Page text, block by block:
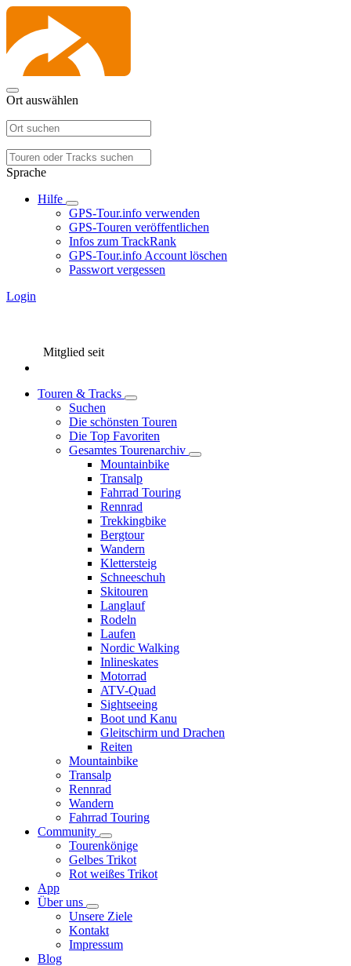
Ort auswählen
Sprache
Hilfe
GPS-Tour.info verwenden
GPS-Touren veröffentlichen
Infos zum TrackRank
GPS-Tour.info Account löschen
Passwort vergessen
Login
Mitglied seit
Touren & Tracks
Suchen
Die schönsten Touren
Die Top Favoriten
Gesamtes Tourenarchiv
Mountainbike
Transalp
Fahrrad Touring
Rennrad
Trekkingbike
Bergtour
Wandern
Klettersteig
Schneeschuh
Skitouren
Langlauf
Rodeln
Laufen
Nordic Walking
Inlineskates
Motorrad
ATV-Quad
Sightseeing
Boot und Kanu
Gleitschirm und Drachen
Reiten
Mountainbike
Transalp
Rennrad
Wandern
Fahrrad Touring
Community
Tourenkönige
Gelbes Trikot
Rot weißes Trikot
App
Über uns
Unsere Ziele
Kontakt
Impressum
Blog